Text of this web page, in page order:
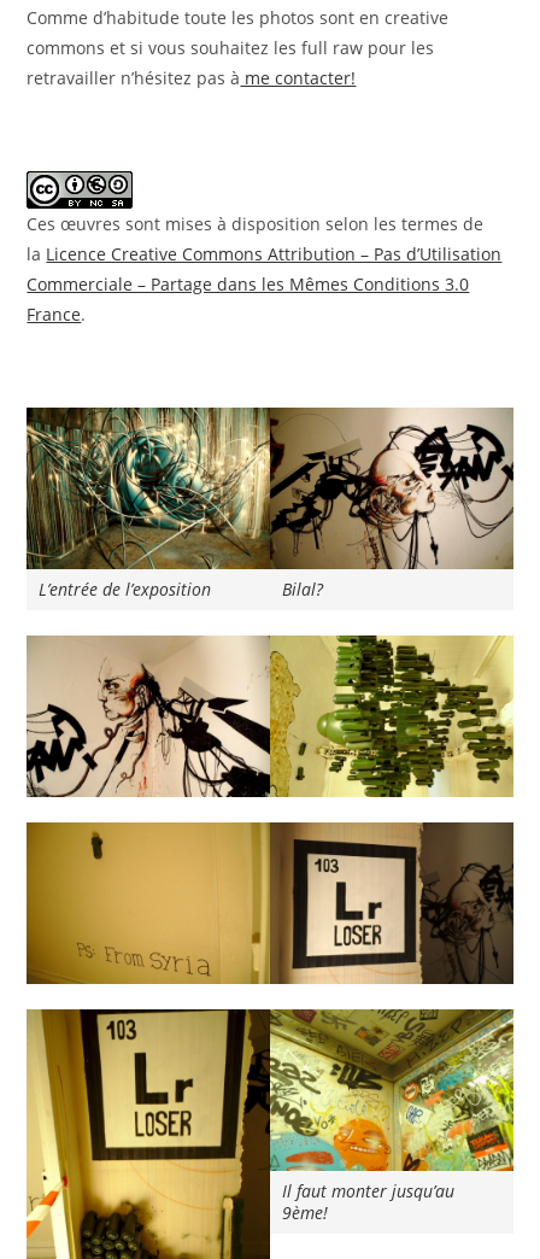
Comme d’habitude toute les photos sont en creative
commons et si vous souhaitez les full raw pour les
retravailler n’hésitez pas à me contacter!
Ces œuvres sont mises à disposition selon les termes de
la Licence Creative Commons Attribution – Pas d’Utilisation
Commerciale – Partage dans les Mêmes Conditions 3.0
France.
L’entrée de l’exposition Bilal?
Il faut monter jusqu’au
9ème!